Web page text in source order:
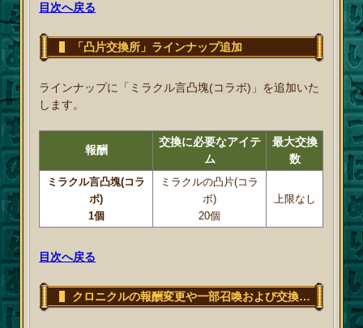
目次へ戻る
「凸片交換所」ラインナップ追加
ラインナップに「ミラクル言凸塊(コラボ)」を追加いた
します。
報酬
交換に必要なアイテ
ム
最大交換
数
ミラクル言凸塊(コラ
ボ)
1個
ミラクルの凸片(コラ
ボ)
20個
上限なし
目次へ戻る
クロニクルの報酬変更や一部召喚および交換所の追加・変更・削除